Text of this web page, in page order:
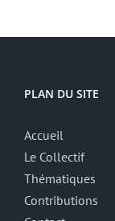
PLAN DU SITE
Accueil
Le Collectif
Thématiques
Contributions